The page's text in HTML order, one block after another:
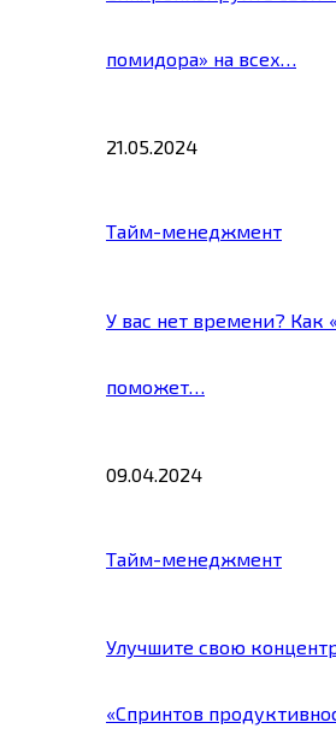
помидора» на всех…
21.05.2024
Тайм-менеджмент
У вас нет времени? Как
поможет…
09.04.2024
Тайм-менеджмент
Улучшите свою
«Спринтов